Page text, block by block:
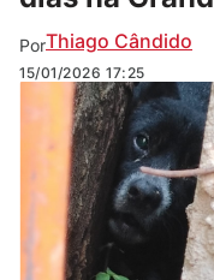
PorThiago Cândido
15/01/2026 17:25